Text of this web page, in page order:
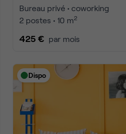
Bureau privé • coworking
2 postes • 10 m2
425 € par mois
Dispo